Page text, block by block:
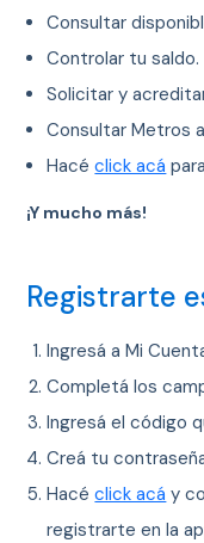
Consultar
Controlar tu saldo.
Solicitar y
Consultar Metros
Hacéclick acá
¡Y mucho más!
Registrarte
Ingresá a Mi
Completá los
Ingresá el código
Creá tu
Hacéclick acá y
registrarte en la